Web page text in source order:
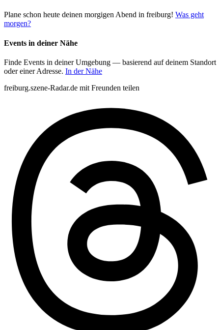
Plane schon heute deinen morgigen Abend in freiburg! Was geht
morgen?
Events in deiner Nähe
Finde Events in deiner Umgebung — basierend auf deinem Standort
oder einer Adresse. In der Nähe
freiburg.szene-Radar.de mit Freunden teilen